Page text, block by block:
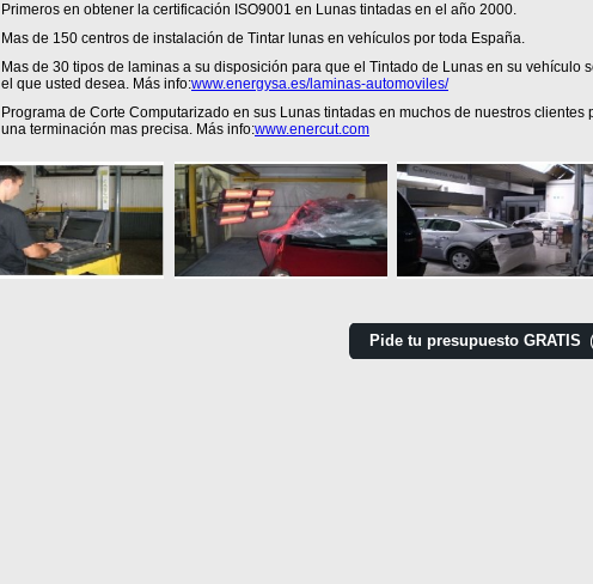
Primeros en obtener la certificación ISO9001 en Lunas tintadas en el año 2000.
Mas de 150 centros de instalación de Tintar lunas en vehículos por toda España.
Mas de 30 tipos de laminas a su disposición para que el Tintado de Lunas en su vehículo
el que usted desea. Más info:www.energysa.es/laminas-automoviles/
Programa de Corte Computarizado en sus Lunas tintadas en muchos de nuestros clientes
una terminación mas precisa. Más info:www.enercut.com
Pide tu presupuesto GRATIS